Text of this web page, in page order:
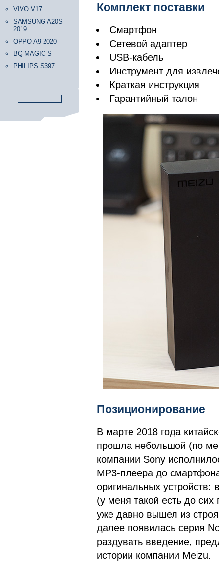
VIVO V17
SAMSUNG A20S
2019
OPPO A9 2020
BQ MAGIC S
PHILIPS S397
Комплект поставки
Смартфон
Сетевой адаптер
USB-кабель
Инструмент для
Краткая инструкция
Гарантийный талон
Позиционирование
В марте 2018 года
прошла небольшой (по
компании Sony
MP3-плеера до
оригинальных
(у меня такой есть до
уже давно вышел из
далее появилась серия
раздувать введение,
истории компании Meizu.